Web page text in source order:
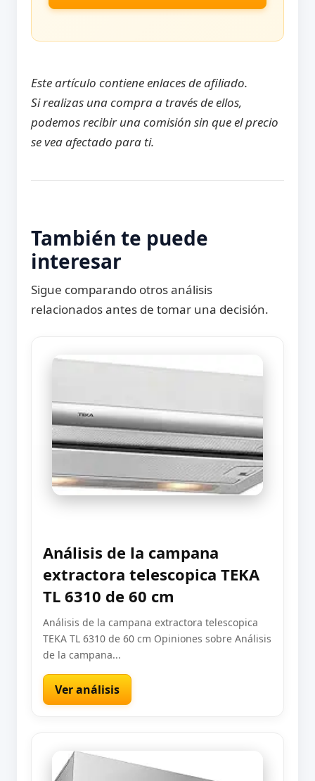
Este artículo contiene enlaces de afiliado.
Si realizas una compra a través de ellos,
podemos recibir una comisión sin que el precio
se vea afectado para ti.
También te puede
interesar
Sigue comparando otros análisis
relacionados antes de tomar una decisión.
Análisis de la campana
extractora telescopica TEKA
TL 6310 de 60 cm
Análisis de la campana extractora telescopica
TEKA TL 6310 de 60 cm Opiniones sobre Análisis
de la campana...
Ver análisis